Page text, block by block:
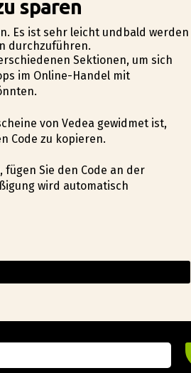
sparen
Es ist sehr leicht undbald werden
durchzuführen.
Sektionen, um sich
im Online-Handel mit
von Vedea gewidmet ist,
Code zu kopieren.
Sie den Code an der
wird automatisch